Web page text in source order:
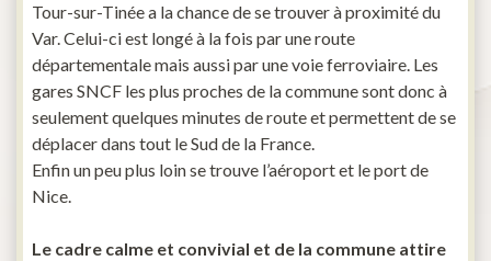
Tour-sur-Tinée a la chance de se trouver à proximité du
Var. Celui-ci est longé à la fois par une route
départementale mais aussi par une voie ferroviaire. Les
gares SNCF les plus proches de la commune sont donc à
seulement quelques minutes de route et permettent de se
déplacer dans tout le Sud de la France.
Enfin un peu plus loin se trouve l’aéroport et le port de
Nice.
Le cadre calme et convivial et de la commune attire